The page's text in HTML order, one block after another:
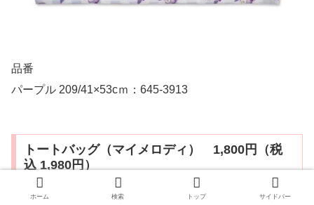
品番
パープル 209/41×53cｍ：645-3913
トートバッグ（マイメロディ） 1,800円（税
込 1,980円）
ホーム 検索 トップ サイドバー